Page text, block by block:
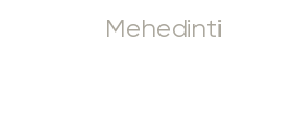
Mehedinti